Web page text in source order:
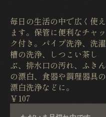
毎日の生活の中で広く使え
ます。保管に便利なチャッ
ク付き。パイプ洗浄、洗濯
槽の洗浄、しつこい茶し
ぶ、排水口の汚れ、ふきん
の漂白、食器や調理器具の
漂白洗浄などに。
￥107